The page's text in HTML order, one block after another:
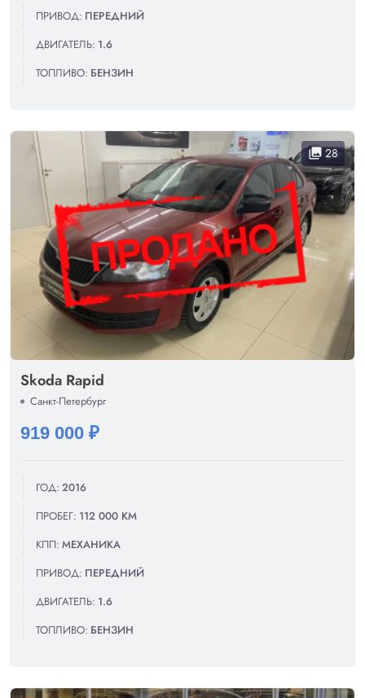
ПРИВОД: ПЕРЕДНИЙ
ДВИГАТЕЛЬ: 1.6
ТОПЛИВО: БЕНЗИН
collections 28
Skoda Rapid
Санкт-Петербург
919 000 ₽
ГОД: 2016
ПРОБЕГ: 112 000 КМ
КПП: МЕХАНИКА
ПРИВОД: ПЕРЕДНИЙ
ДВИГАТЕЛЬ: 1.6
ТОПЛИВО: БЕНЗИН